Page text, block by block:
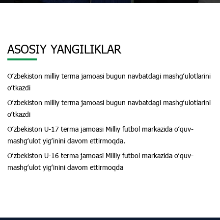
ASOSIY YANGILIKLAR
Oʻzbekiston milliy terma jamoasi bugun navbatdagi mashgʻulotlarini
oʻtkazdi
Oʻzbekiston milliy terma jamoasi bugun navbatdagi mashgʻulotlarini
oʻtkazdi
Oʻzbekiston U-17 terma jamoasi Milliy futbol markazida oʻquv-
mashgʻulot yigʻinini davom ettirmoqda.
Oʻzbekiston U-16 terma jamoasi Milliy futbol markazida oʻquv-
mashgʻulot yigʻinini davom ettirmoqda